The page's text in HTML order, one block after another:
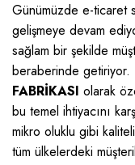
Günümüzde e-ticaret
gelişmeye devam
sağlam bir şekilde
beraberinde getiriyor.
FABRİKASI olarak
bu temel ihtiyacını
mikro oluklu gibi
tüm ülkelerdeki